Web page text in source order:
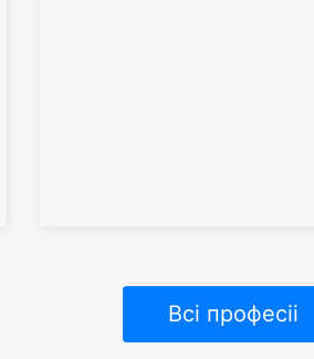
Всi професiі